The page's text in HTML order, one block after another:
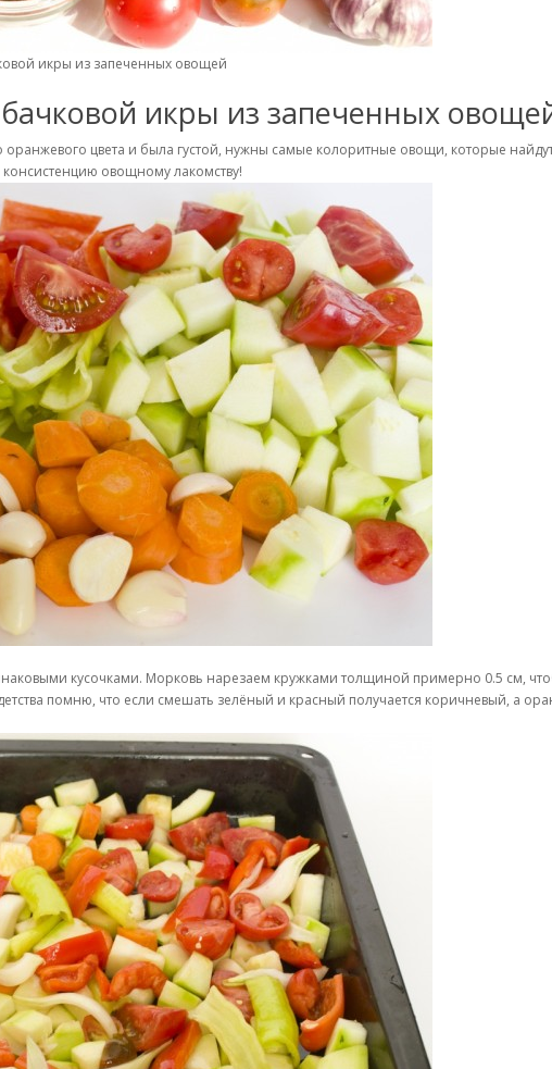
икры из запеченных овощей
икры из запеченных
оранжевого цвета и была густой, нужны самые колоритные овощи, которые
овощному лакомству!
кусочками. Морковь нарезаем кружками толщиной примерно 0.5 см,
помню, что если смешать зелёный и красный получается коричневый, а